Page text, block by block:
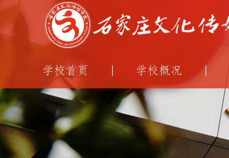
学校首页 学校概况